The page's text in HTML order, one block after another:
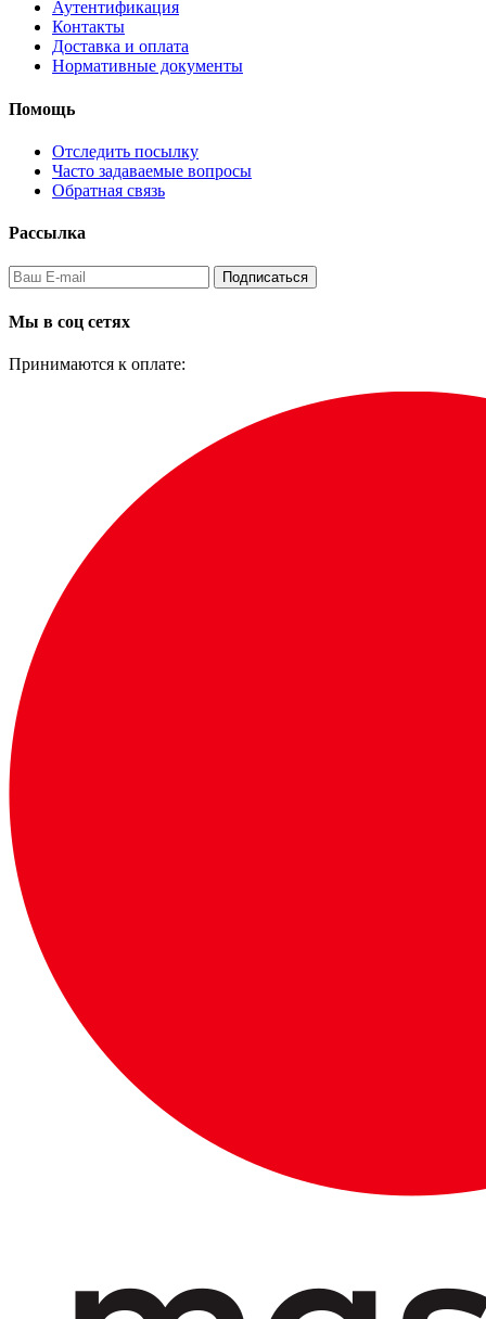
Аутентификация
Контакты
Доставка и оплата
Нормативные документы
Помощь
Отследить посылку
Часто задаваемые вопросы
Обратная связь
Рассылка
Подписаться
Мы в соц сетях
Принимаются к оплате: